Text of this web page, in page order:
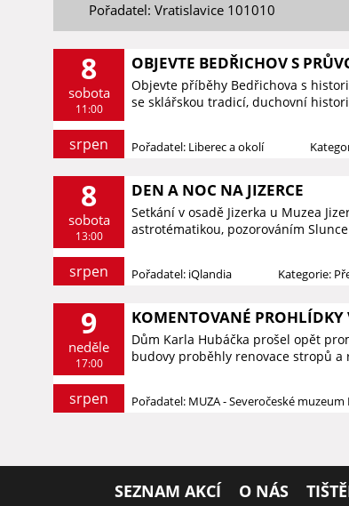
Pořadatel: Vratislavice 101010
8
sobota
11:00
srpen
OBJEVTE BEDŘICHOV S
Objevte příběhy Bedřichova s
se sklářskou tradicí, duchovní
Pořadatel: Liberec a okolí
8
sobota
13:00
srpen
DEN A NOC NA JIZERCE
Setkání v osadě Jizerka u Muzea
astrotématikou, pozorováním
Pořadatel: iQlandia Kategorie:
9
neděle
17:00
srpen
KOMENTOVANÉ PROHLÍDKY
Dům Karla Hubáčka prošel opět
budovy proběhly renovace stropů a
Pořadatel: MUZA - Severočeské muzeum
SEZNAM AKCÍ O NÁS